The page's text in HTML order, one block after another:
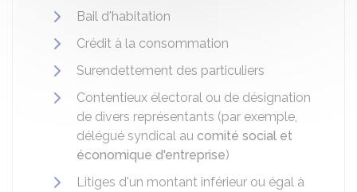
Bail d'habitation
Crédit à la consommation
Surendettement des particuliers
Contentieux électoral ou de désignation
de divers représentants (par exemple,
délégué syndical au comité social et
économique d'entreprise)
Litiges d'un montant inférieur ou égal à